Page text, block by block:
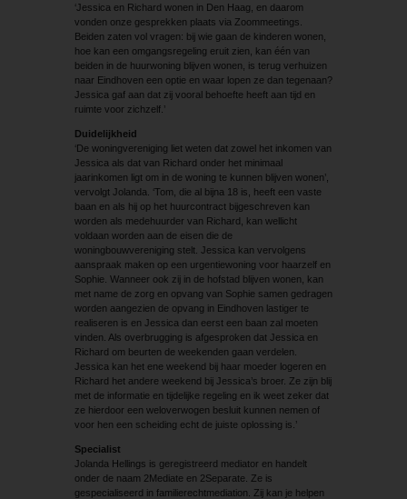
‘Jessica en Richard wonen in Den Haag, en daarom
vonden onze gesprekken plaats via Zoommeetings.
Beiden zaten vol vragen: bij wie gaan de kinderen wonen,
hoe kan een omgangsregeling eruit zien, kan één van
beiden in de huurwoning blijven wonen, is terug verhuizen
naar Eindhoven een optie en waar lopen ze dan tegenaan?
Jessica gaf aan dat zij vooral behoefte heeft aan tijd en
ruimte voor zichzelf.’
Duidelijkheid
‘De woningvereniging liet weten dat zowel het inkomen van
Jessica als dat van Richard onder het minimaal
jaarinkomen ligt om in de woning te kunnen blijven wonen’,
vervolgt Jolanda. ‘Tom, die al bijna 18 is, heeft een vaste
baan en als hij op het huurcontract bijgeschreven kan
worden als medehuurder van Richard, kan wellicht
voldaan worden aan de eisen die de
woningbouwvereniging stelt. Jessica kan vervolgens
aanspraak maken op een urgentiewoning voor haarzelf en
Sophie. Wanneer ook zij in de hofstad blijven wonen, kan
met name de zorg en opvang van Sophie samen gedragen
worden aangezien de opvang in Eindhoven lastiger te
realiseren is en Jessica dan eerst een baan zal moeten
vinden. Als overbrugging is afgesproken dat Jessica en
Richard om beurten de weekenden gaan verdelen.
Jessica kan het ene weekend bij haar moeder logeren en
Richard het andere weekend bij Jessica’s broer. Ze zijn blij
met de informatie en tijdelijke regeling en ik weet zeker dat
ze hierdoor een weloverwogen besluit kunnen nemen of
voor hen een scheiding echt de juiste oplossing is.’
Specialist
Jolanda Hellings is geregistreerd mediator en handelt
onder de naam 2Mediate en 2Separate. Ze is
gespecialiseerd in familierechtmediation. Zij kan je helpen